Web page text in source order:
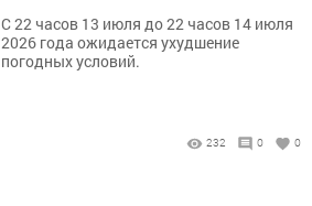
С 22 часов 13 июля до 22 часов 14 июля
2026 года ожидается ухудшение
погодных условий.
232 0 0